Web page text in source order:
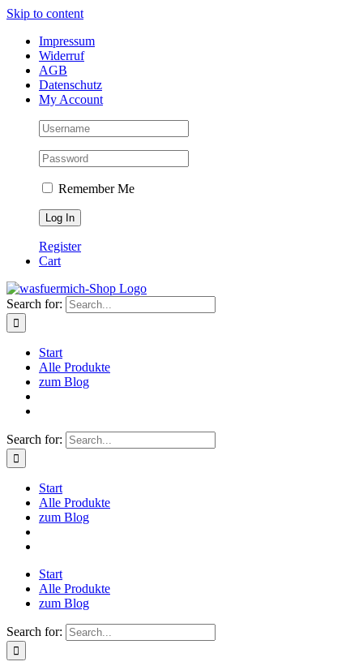
Skip to content
Impressum
Widerruf
AGB
Datenschutz
My Account
Remember Me
Register
Cart
Search for:
Start
Alle Produkte
zum Blog
Search for:
Start
Alle Produkte
zum Blog
Start
Alle Produkte
zum Blog
Search for: